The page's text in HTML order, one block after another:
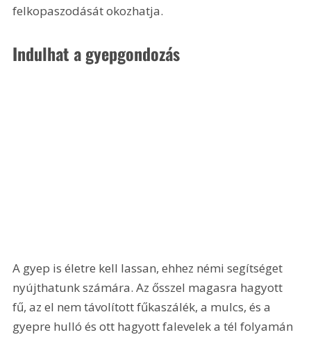
felkopaszodását okozhatja.
Indulhat a gyepgondozás
A gyep is életre kell lassan, ehhez némi segítséget
nyújthatunk számára. Az ősszel magasra hagyott
fű, az el nem távolított fűkaszálék, a mulcs, és a
gyepre hulló és ott hagyott falevelek a tél folyamán